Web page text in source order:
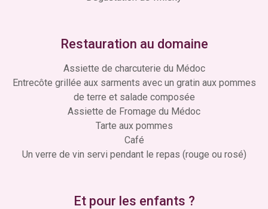
Restauration au domaine
Assiette de charcuterie du Médoc
Entrecôte grillée aux sarments avec un gratin aux pommes
de terre et salade composée
Assiette de Fromage du Médoc
Tarte aux pommes
Café
Un verre de vin servi pendant le repas (rouge ou rosé)
Et pour les enfants ?